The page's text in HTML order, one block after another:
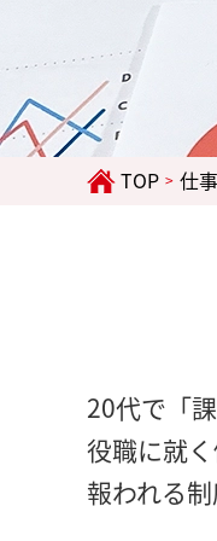
TOP > 仕
20代で「
役職に就
報われる